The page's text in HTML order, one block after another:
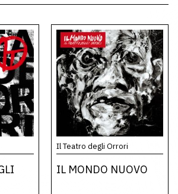
Il Teatro degli Orrori
IL MONDO NUOVO